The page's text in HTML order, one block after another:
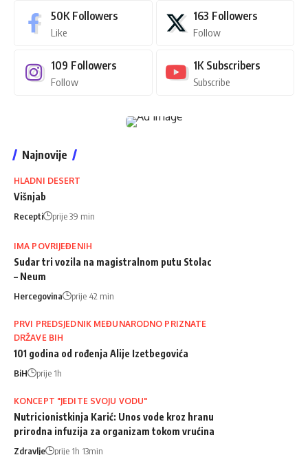
50K Followers
Like
163 Followers
Follow
109 Followers
Follow
1K Subscribers
Subscribe
Najnovije
HLADNI DESERT
Višnjab
Recepti prije 39 min
IMA POVRIJEĐENIH
Sudar tri vozila na magistralnom putu Stolac
– Neum
Hercegovina prije 42 min
PRVI PREDSJEDNIK MEĐUNARODNO PRIZNATE
DRŽAVE BIH
101 godina od rođenja Alije Izetbegovića
BiH prije 1h
KONCEPT "JEDITE SVOJU VODU"
Nutricionistkinja Karić: Unos vode kroz hranu
prirodna infuzija za organizam tokom vrućina
Zdravlje prije 1h 13min